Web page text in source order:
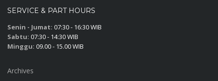
SERVICE & PART HOURS
Senin - Jumat: 07:30 - 16:30 WIB
Sabtu: 07:30 - 14:30 WIB
Minggu: 09.00 - 15.00 WIB
Archives